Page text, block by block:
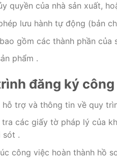
quyền của nhà sản xuất,
lưu hành tự động (bản
gồm các thành phần của
phẩm .
đăng ký
hỗ trợ và thông tin về quy
tra các giấy tờ pháp lý của
sót .
công việc hoàn thành hồ